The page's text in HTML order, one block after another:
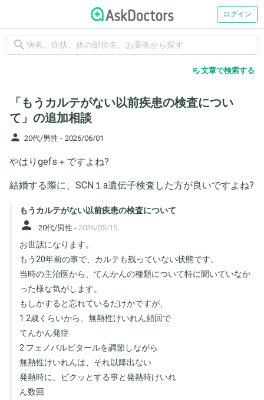
ログイン
search
edit_note文章で検索する
「もうカルテがない以前疾患の検査につい
て」の追加相談
person 20代/男性 - 2026/06/01
やはりgefs＋ですよね?
結婚する際に、SCN１a遺伝子検査した方が良いですよね?
もうカルテがない以前疾患の検査について
person 20代/男性 - 2026/05/15
お世話になります。
もう20年前の事で、カルテも残っていない状態です。
当時の主治医から、てんかんの種類について特に聞いていなか
った様な気がします。
もしかすると忘れているだけかですが、
1 2歳くらいから、無熱性けいれん頻回で
てんかん発症
2 フェノバルビタールを調節しながら
無熱性けいれんは、それ以降出ない
発熱時に、ビクッとする事と発熱時けいれ
ん数回